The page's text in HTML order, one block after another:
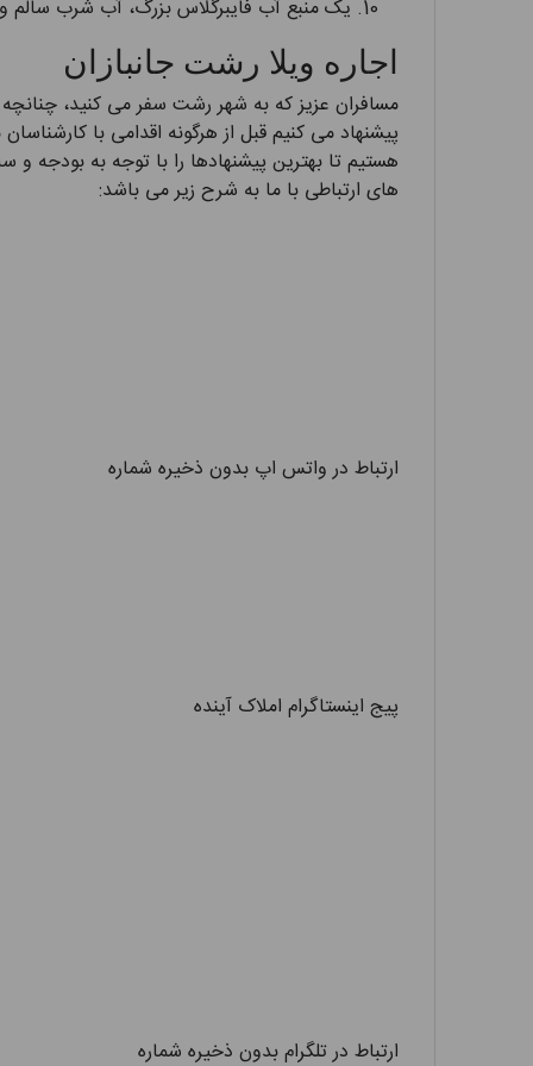
یک منبع آب فایبرگلاس بزرگ، آب شرب سالم و
اجاره ویلا رشت جانبازان
مسافران عزیز که به شهر رشت سفر می کنید، چنانچه
پیشنهاد می کنیم قبل از هرگونه اقدامی با
هستیم تا بهترین پیشنهادها را با توجه به بودجه
های ارتباطی با ما به شرح زیر می باشد:
ارتباط در واتس اپ بدون ذخیره شماره
پیج اینستاگرام املاک آینده
ارتباط در تلگرام بدون ذخیره شماره